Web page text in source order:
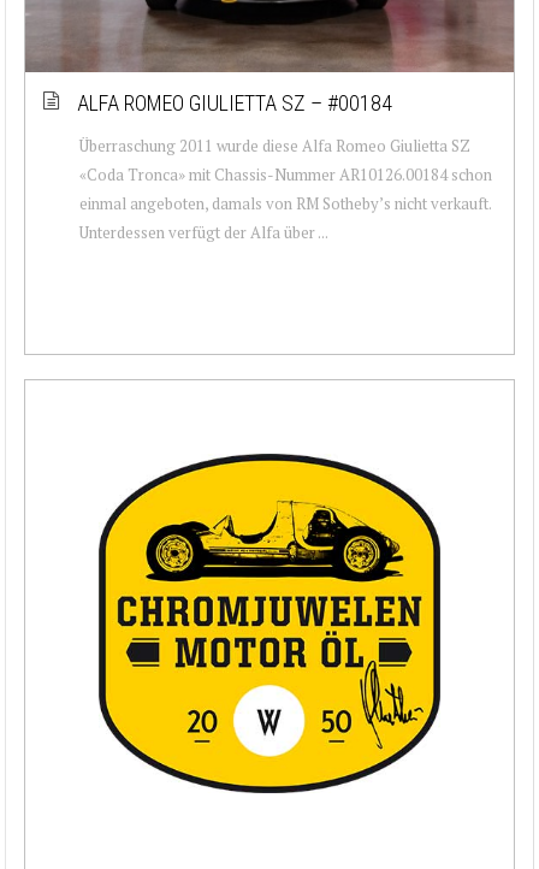
ALFA ROMEO GIULIETTA SZ – #00184
Überraschung 2011 wurde diese Alfa Romeo Giulietta SZ
«Coda Tronca» mit Chassis-Nummer AR10126.00184 schon
einmal angeboten, damals von RM Sotheby’s nicht verkauft.
Unterdessen verfügt der Alfa über ...